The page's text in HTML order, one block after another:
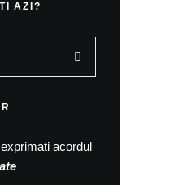
AZI?
acordul